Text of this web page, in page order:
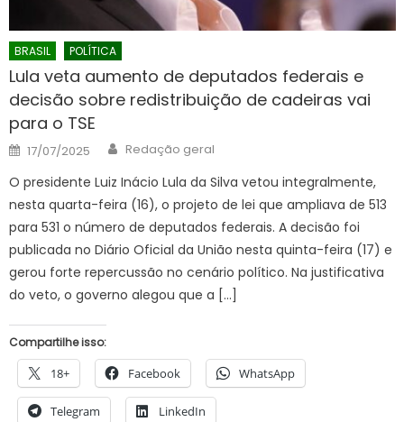
BRASIL POLÍTICA
Lula veta aumento de deputados federais e
decisão sobre redistribuição de cadeiras vai
para o TSE
Posted
on
17/07/2025 Author
Redação geral
O presidente Luiz Inácio Lula da Silva vetou integralmente,
nesta quarta-feira (16), o projeto de lei que ampliava de 513
para 531 o número de deputados federais. A decisão foi
publicada no Diário Oficial da União nesta quinta-feira (17) e
gerou forte repercussão no cenário político. Na justificativa
do veto, o governo alegou que a […]
Compartilhe isso:
18+ Facebook WhatsApp
Telegram LinkedIn